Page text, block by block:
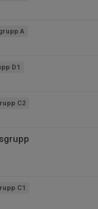
A
D1
C2
C1